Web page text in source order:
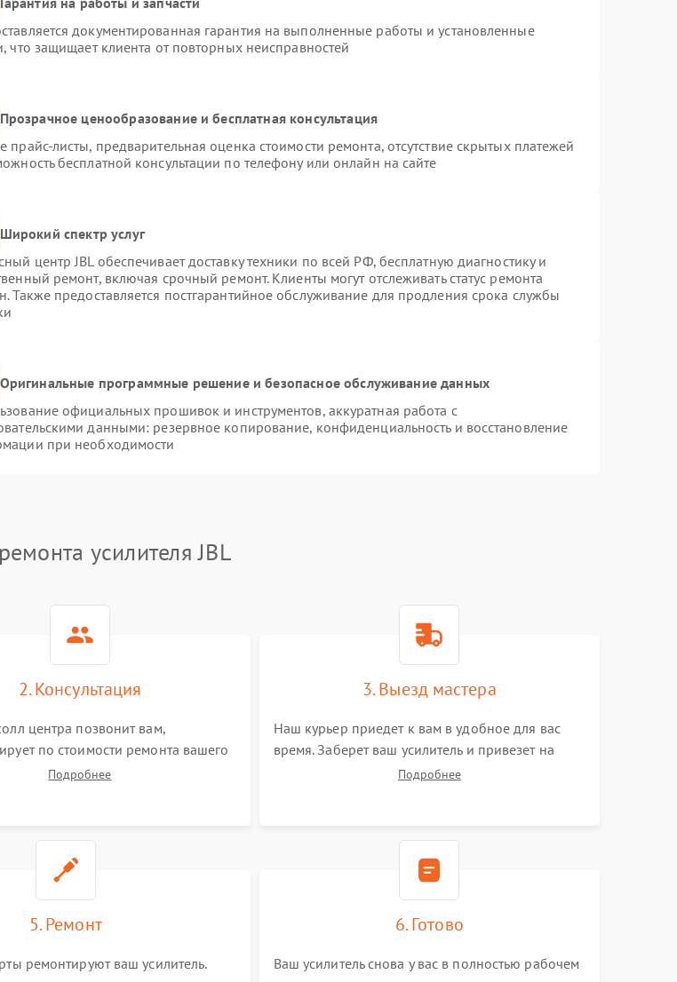
документированная гарантия на выполненные работы и установленные
что защищает клиента от повторных неисправностей
Прозрачное ценообразование и бесплатная консультация
прайс-листы, предварительная оценка стоимости ремонта, отсутствие скрытых платежей
бесплатной консультации по телефону или онлайн на сайте
Широкий спектр услуг
центр JBL обеспечивает доставку техники по всей РФ, бесплатную диагностику и
ремонт, включая срочный ремонт. Клиенты могут отслеживать статус ремонта
Также предоставляется постгарантийное обслуживание для продления срока службы
Оригинальные программные решение и безопасное обслуживание данных
официальных прошивок и инструментов, аккуратная работа с
данными: резервное копирование, конфиденциальность и восстановление
при необходимости
усилителя JBL
2. Консультация
центра позвонит вам,
по стоимости ремонта вашего
также ответит на все ваши вопросы.
Подробнее
3. Выезд мастера
Наш курьер приедет к вам в удобное для вас
время. Заберет ваш усилитель и привезет на
склад для диагностики.Подробнее
5. Ремонт
ремонтируют ваш усилитель.
6. Готово
Ваш усилитель снова у вас в полностью рабочем